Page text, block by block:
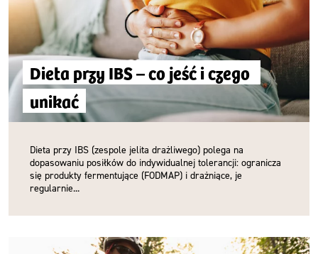
Dieta przy IBS – co jeść i czego
unikać
Dieta przy IBS (zespole jelita drażliwego) polega na
dopasowaniu posiłków do indywidualnej tolerancji: ogranicza
się produkty fermentujące (FODMAP) i drażniące, je
regularnie...